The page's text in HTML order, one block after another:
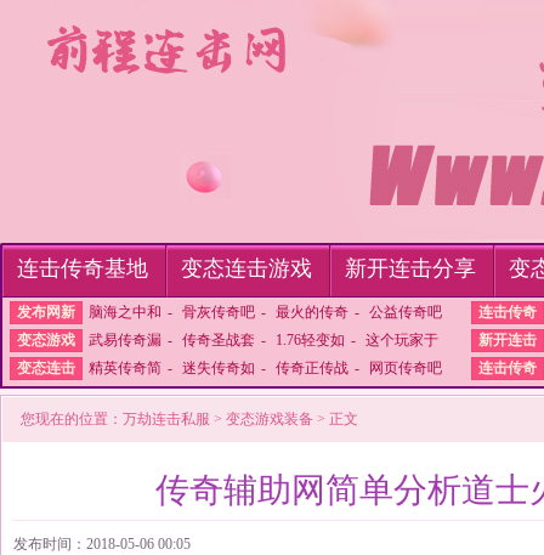
连击传奇基地 变态连击游戏 新开连击分享 变
发布网新 脑海之中和 - 骨灰传奇吧 - 最火的传奇 - 公益传奇吧
连击传奇
变态游戏
武易传奇漏 - 传奇圣战套 - 1.76轻变如 - 这个玩家于
新开连击
变态连击
精英传奇简 - 迷失传奇如 - 传奇正传战 - 网页传奇吧 连击传奇
您现在的位置： 万劫连击私服 > 变态游戏装备 > 正文
传奇辅助网简单分析道士
发布时间：2018-05-06 00:05